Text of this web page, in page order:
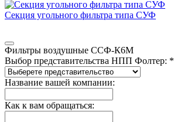
Секция угольного фильтра типа СУФ
Фильтры воздушные ССФ-К6М
Выбор представительства НПП Фолтер: *
Название вашей компании:
Как к вам обращаться: